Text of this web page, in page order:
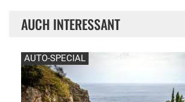
AUCH INTERESSANT
AUTO-SPECIAL